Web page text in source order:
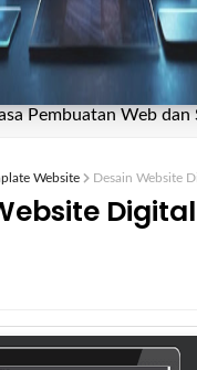
Pembuatan Web dan
Website Desain Website